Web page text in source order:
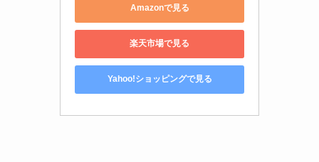
Amazonで見る
楽天市場で見る
Yahoo!ショッピングで見る